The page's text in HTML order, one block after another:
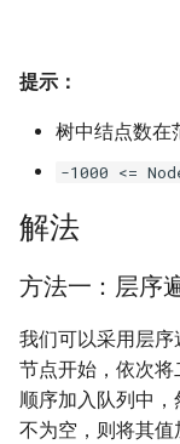
31. 栈的压入、弹
32.1. 从上到下打
列
34. 二叉树中和为
径
26. 重排链表
27. 回文链表
29. 排序的循环链表
是 O(1) 的容器
31. 最近最少使用
4.9. 二叉搜索树序
4.10. 检查子树
4.12. 求和路径
5.1. 插入
5.2. 二进制数转字
提示：
树中结点数在
-1000 <=
解法
方法一：层序
我们可以采用层
节点开始，依次
顺序加入队列中
不为空，则将其